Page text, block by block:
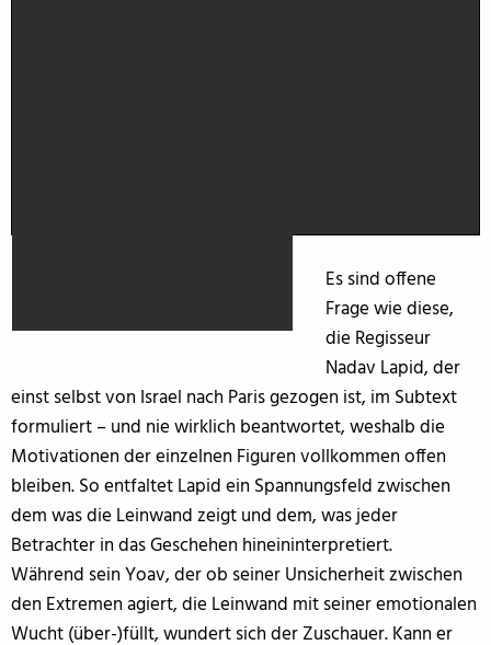
Es sind offene
Frage wie diese,
die Regisseur
Nadav Lapid, der
einst selbst von Israel nach Paris gezogen ist, im Subtext
formuliert – und nie wirklich beantwortet, weshalb die
Motivationen der einzelnen Figuren vollkommen offen
bleiben. So entfaltet Lapid ein Spannungsfeld zwischen
dem was die Leinwand zeigt und dem, was jeder
Betrachter in das Geschehen hineininterpretiert.
Während sein Yoav, der ob seiner Unsicherheit zwischen
den Extremen agiert, die Leinwand mit seiner emotionalen
Wucht (über-)füllt, wundert sich der Zuschauer. Kann er